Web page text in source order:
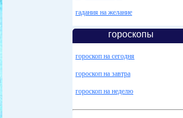
гадания на желание
гороскопы
гороскоп на сегодня
гороскоп на завтра
гороскоп на неделю